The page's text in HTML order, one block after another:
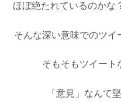
ほぼ絶たれているのかな
そんな深い意味でのツイ
そもそもツイート
「意見」なんて